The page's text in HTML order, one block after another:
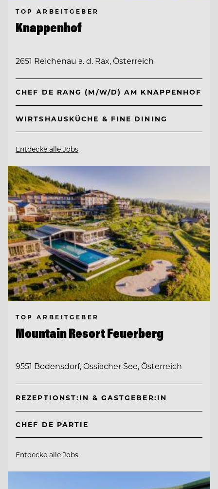
TOP ARBEITGEBER
Knappenhof
2651 Reichenau a. d. Rax, Österreich
CHEF DE RANG (M/W/D) AM KNAPPENHOF
WIRTSHAUSKÜCHE & FINE DINING
Entdecke alle Jobs
TOP ARBEITGEBER
Mountain Resort Feuerberg
9551 Bodensdorf, Ossiacher See, Österreich
REZEPTIONST:IN & GASTGEBER:IN
CHEF DE PARTIE
Entdecke alle Jobs